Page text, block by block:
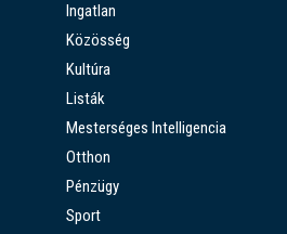
Ingatlan
Közösség
Kultúra
Listák
Mesterséges Intelligencia
Otthon
Pénzügy
Sport